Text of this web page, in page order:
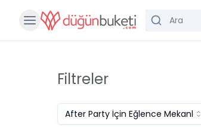
Filtreler
After Party İçin Eğlence Mekanları